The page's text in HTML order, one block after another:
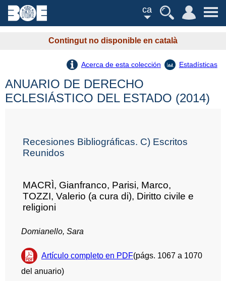
ca
Contingut no disponible en català
Acerca de esta colección Estadísticas
ANUARIO DE DERECHO
ECLESIÁSTICO DEL ESTADO (2014)
Recesiones Bibliográficas. C) Escritos
Reunidos
MACRÌ, Gianfranco, Parisi, Marco,
TOZZI, Valerio (a cura di), Diritto civile e
religioni
Domianello, Sara
Artículo completo en PDF(págs. 1067 a 1070
del anuario)